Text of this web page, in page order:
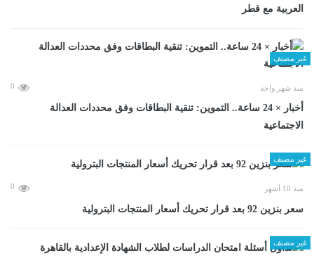
العربية مع قطر
غير مصنف
منذ شهر واحد 0
أخبار × 24 ساعة.. التموين: تنقية البطاقات وفق محددات العدالة
الاجتماعية
غير مصنف
منذ 10 أشهر 0
سعر بنزين 92 بعد قرار تحريك أسعار المنتجات البترولية
غير مصنف